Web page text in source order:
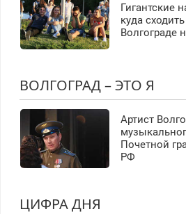
Гигантские
куда
Волгограде
ВОЛГОГРАД – ЭТО Я
Артист
Почетной
РФ
ЦИФРА ДНЯ